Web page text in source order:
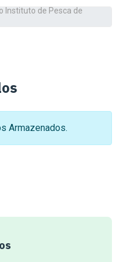
Armazenados.